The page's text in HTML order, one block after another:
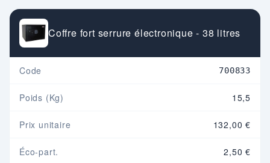
Coffre fort serrure électronique - 38 litres
Code 700833
Poids (Kg) 15,5
Prix unitaire 132,00 €
Éco-part. 2,50 €